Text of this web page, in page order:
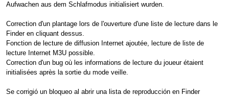
Aufwachen aus dem Schlafmodus initialisiert wurden.
Correction d'un plantage lors de l'ouverture d'une liste de lecture dans le
Finder en cliquant dessus.
Fonction de lecture de diffusion Internet ajoutée, lecture de liste de
lecture Internet M3U possible.
Correction d'un bug où les informations de lecture du joueur étaient
initialisées après la sortie du mode veille.
Se corrigió un bloqueo al abrir una lista de reproducción en Finder